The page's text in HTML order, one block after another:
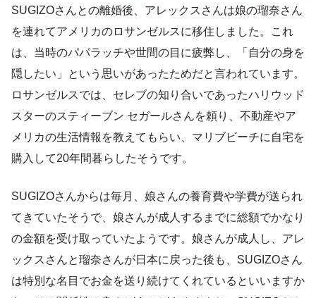
SUGIZOさんとの離婚後、アレックスさんは娘の瑠奈さん
を連れてアメリカのロサンゼルスに移住しました。これ
は、当時のパパラッチや世間の目に疲弊し、「自分の身を
隠したい」という思いがあったためだと言われています。
ロサンゼルスでは、セレブの知り合いであったハリウッド
スターのスティーブン セガールさんを頼り、不動産やア
メリカの生活情報を教えてもらい、マリブビーチに自宅を
購入して20年間暮らしたそうです。
SUGIZOさんからは毎月、娘さんの養育費や学費が送られ
てきていたそうで、娘さんが成人するまでに総額でかなり
の金額を受け取っていたようです。娘さんが成人し、アレ
ックスさんと瑠奈さんが日本に戻った後も、SUGIZOさん
は特別な名目でお金を送り続けてくれているといいますか